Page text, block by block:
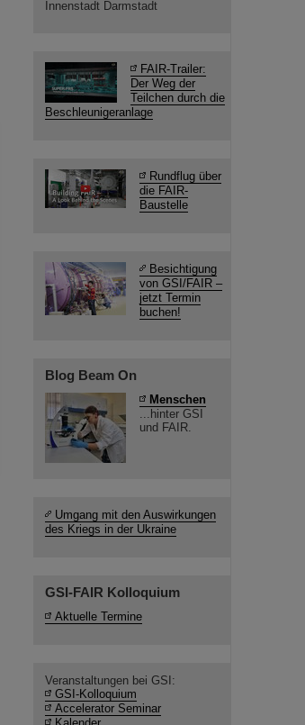
Innenstadt Darmstadt
FAIR-Trailer:
Der Weg der
Teilchen durch die
Beschleunigeranlage
Rundflug über
die FAIR-
Baustelle
Besichtigung
von GSI/FAIR –
jetzt Termin
buchen!
Blog Beam On
Menschen
...hinter GSI
und FAIR.
Umgang mit den Auswirkungen
des Kriegs in der Ukraine
GSI-FAIR Kolloquium
Aktuelle Termine
Veranstaltungen bei GSI:
GSI-Kolloquium
Accelerator Seminar